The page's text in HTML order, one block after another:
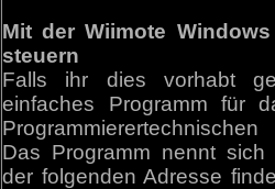
Mit der Wiimote
steuern
Falls ihr dies vorhabt
einfaches Programm für
Das Programm nennt
der folgenden Adresse